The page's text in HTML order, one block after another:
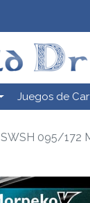
Juegos de
SWSH 095/172